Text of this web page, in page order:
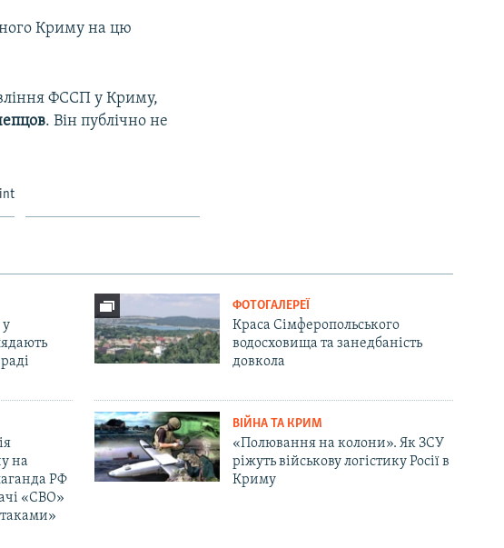
Криму на цю
ФССП у Криму,
. Він публічно не
ФОТОГАЛЕРЕЇ
Краса Сімферопольського
водосховища та занедбаність
довкола
на
РФ
«СВО»
ВІЙНА ТА КРИМ
«Полювання на колони». Як ЗСУ
ріжуть військову логістику Росії в
Криму